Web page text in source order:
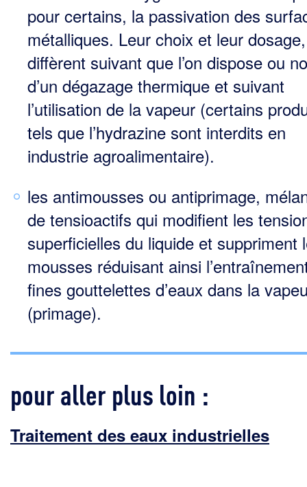
pour certains, la passivation des
métalliques. Leur choix et leur dosage,
diffèrent suivant que l’on dispose ou
d’un dégazage thermique et suivant
l’utilisation de la vapeur (certains
tels que l’hydrazine sont interdits en
industrie agroalimentaire).
les antimousses ou antiprimage,
de tensioactifs qui modifient les
superficielles du liquide et suppriment
mousses réduisant ainsi
fines gouttelettes d’eaux dans la
(primage).
pour aller plus loin :
Traitement des eaux industrielles